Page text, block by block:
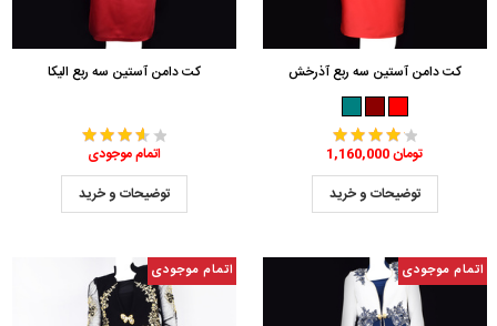
کت دامن آستین سه ربع آذرخش
1,160,000 تومان
توضیحات و خرید
کت دامن آستین سه ربع الیکا
اتمام موجودی
توضیحات و خرید
اتمام موجودی اتمام موجودی